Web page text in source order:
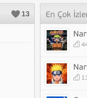
13